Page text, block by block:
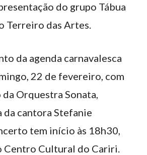
do grupo Tábua
Terreiro das Artes.
da agenda carnavalesca
22 de fevereiro, com
Orquestra Sonata,
da cantora Stefanie
tem início às 18h30,
Centro Cultural do Cariri.